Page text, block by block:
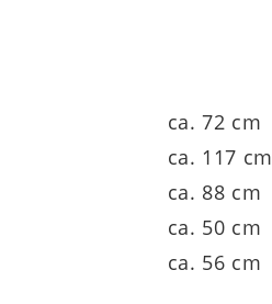
ca. 72 cm
ca. 117 cm
ca. 88 cm
ca. 50 cm
ca. 56 cm